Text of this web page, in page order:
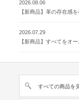
2026.08.06
【新商品】革の存在感
2026.07.29
すべての商品を